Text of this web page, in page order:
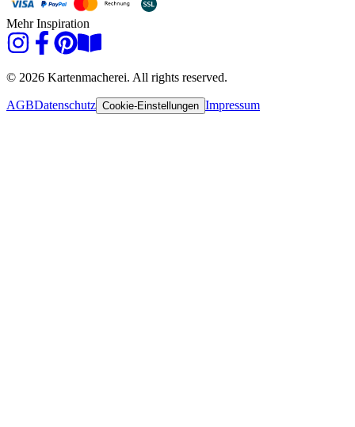
Mehr Inspiration
© 2026 Kartenmacherei. All rights reserved.
AGBDatenschutz Cookie-Einstellungen Impressum